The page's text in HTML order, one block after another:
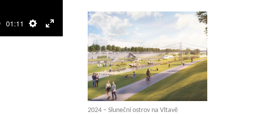
01:11
Nastavení
Režim
2024 – Sluneční ostrov na Vltavě